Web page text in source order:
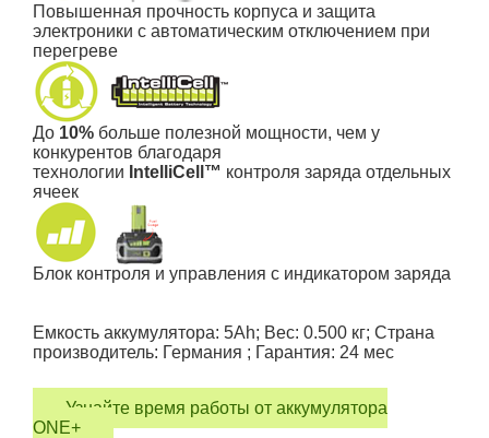
Повышенная прочность корпуса и защита
электроники с автоматическим отключением при
перегреве
До 10% больше полезной мощности, чем у
конкурентов благодаря
технологии IntelliCell™ контроля заряда отдельных
ячеек
Блок контроля и управления с индикатором заряда
Емкость аккумулятора: 5Ah; Вес: 0.500 кг; Страна
производитель: Германия ; Гарантия: 24 мес
Узнайте время работы от аккумулятора
ONE+